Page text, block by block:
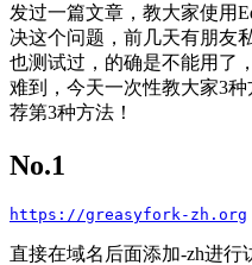
发过一篇文章，教大家使用
决这个问题，前几天有朋友
也测试过，的确是不能用了
难到，今天一次性教大家3
荐第3种方法！
No.1
https://greasyfork-zh.org
直接在域名后面添加-zh进